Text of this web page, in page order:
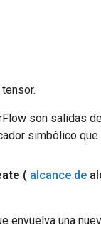
son salidas
simbólico
( alcance de
envuelva una